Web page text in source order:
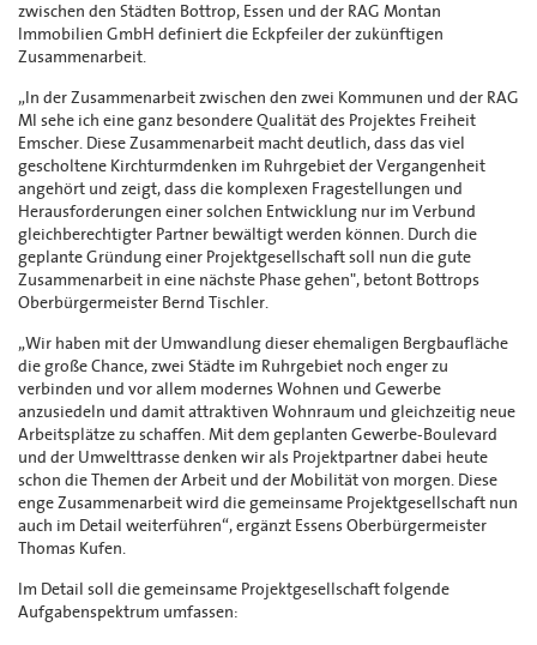
zwischen den Städten Bottrop, Essen und der RAG Montan
Immobilien GmbH definiert die Eckpfeiler der zukünftigen
Zusammenarbeit.
„In der Zusammenarbeit zwischen den zwei Kommunen und der RAG
MI sehe ich eine ganz besondere Qualität des Projektes Freiheit
Emscher. Diese Zusammenarbeit macht deutlich, dass das viel
gescholtene Kirchturmdenken im Ruhrgebiet der Vergangenheit
angehört und zeigt, dass die komplexen Fragestellungen und
Herausforderungen einer solchen Entwicklung nur im Verbund
gleichberechtigter Partner bewältigt werden können. Durch die
geplante Gründung einer Projektgesellschaft soll nun die gute
Zusammenarbeit in eine nächste Phase gehen", betont Bottrops
Oberbürgermeister Bernd Tischler.
„Wir haben mit der Umwandlung dieser ehemaligen Bergbaufläche
die große Chance, zwei Städte im Ruhrgebiet noch enger zu
verbinden und vor allem modernes Wohnen und Gewerbe
anzusiedeln und damit attraktiven Wohnraum und gleichzeitig neue
Arbeitsplätze zu schaffen. Mit dem geplanten Gewerbe-Boulevard
und der Umwelttrasse denken wir als Projektpartner dabei heute
schon die Themen der Arbeit und der Mobilität von morgen. Diese
enge Zusammenarbeit wird die gemeinsame Projektgesellschaft nun
auch im Detail weiterführen“, ergänzt Essens Oberbürgermeister
Thomas Kufen.
Im Detail soll die gemeinsame Projektgesellschaft folgende
Aufgabenspektrum umfassen: